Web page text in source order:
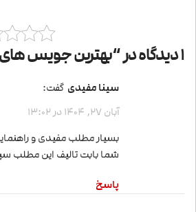
1 دیدگاه در “ بهترین جویس
سینا مفیدی گفت:
آبان 27, 1404 در 13:02
بسیار مطلب مفیدی و
شما بابت تالیف این مطلب
پاسخ